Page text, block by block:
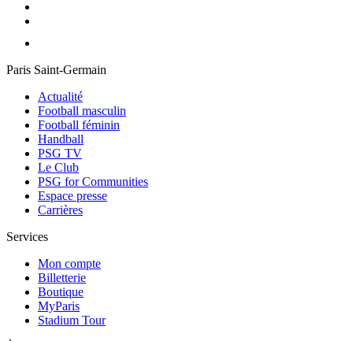
Paris Saint-Germain
Actualité
Football masculin
Football féminin
Handball
PSG TV
Le Club
PSG for Communities
Espace presse
Carrières
Services
Mon compte
Billetterie
Boutique
MyParis
Stadium Tour